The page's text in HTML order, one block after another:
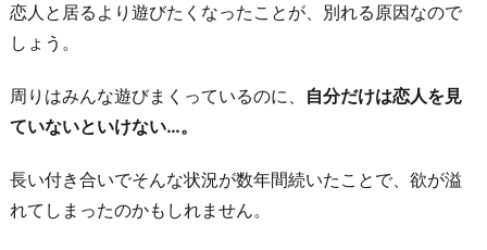
た
5.
友
達
家
族
恋人と居るより遊びたくなったことが、別れる原因なので
しょう。
周りはみんな遊びまくっているのに、 自分だけは恋人を見
ていないといけない…。
長い付き合いでそんな状況が数年間続いたことで、欲が溢
れてしまったのかもしれません。